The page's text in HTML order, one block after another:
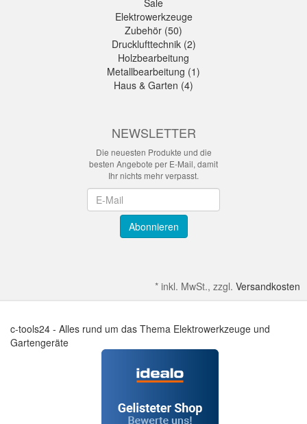
Sale
Elektrowerkzeuge
Zubehör (50)
Drucklufttechnik (2)
Holzbearbeitung
Metallbearbeitung (1)
Haus & Garten (4)
NEWSLETTER
Die neuesten Produkte und die
besten Angebote per E-Mail, damit
Ihr nichts mehr verpasst.
Abonnieren
* inkl. MwSt., zzgl. Versandkosten
c-tools24 - Alles rund um das Thema Elektrowerkzeuge und
Gartengeräte